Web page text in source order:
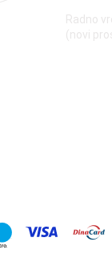
Radno
(novi